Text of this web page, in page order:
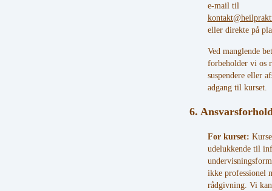
e-mail til
eller direkte på
Ved manglende
forbeholder vi os
suspendere eller
adgang til kurset.
6.
For kurset:
udelukkende til
ikke professionel
rådgivning. Vi